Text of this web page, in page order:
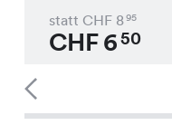
statt CHF 895
CHF650